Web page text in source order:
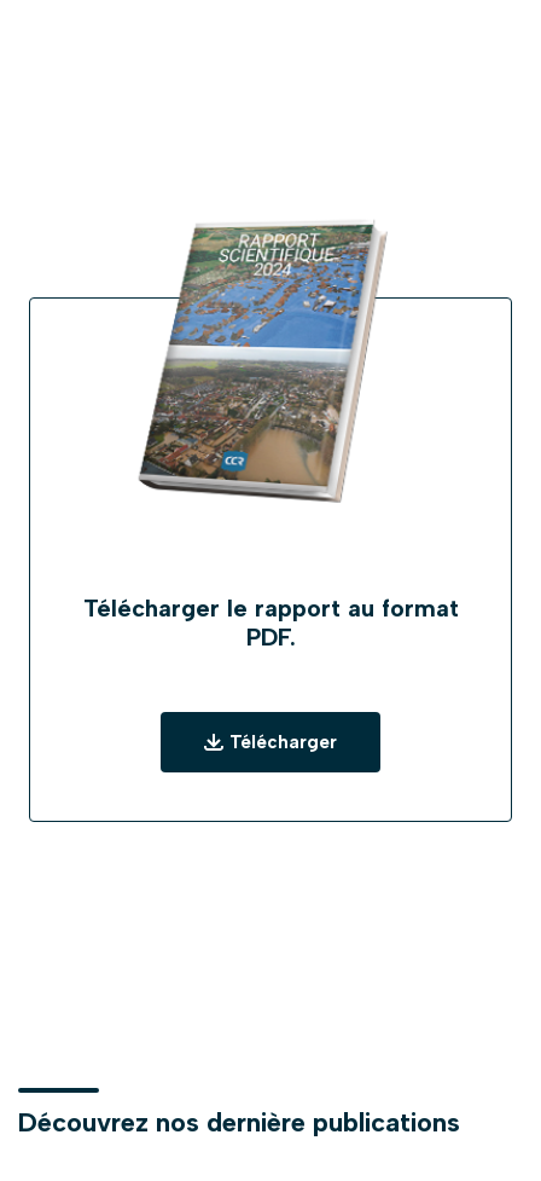
Télécharger le rapport au format
PDF.
Télécharger
Découvrez nos dernière publications